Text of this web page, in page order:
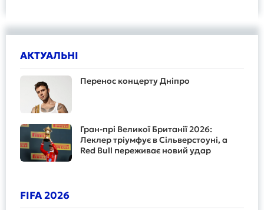
АКТУАЛЬНІ
Перенос концерту Дніпро
Гран-прі Великої Британії 2026:
Леклер тріумфує в Сільверстоуні, а
Red Bull переживає новий удар
FIFA 2026